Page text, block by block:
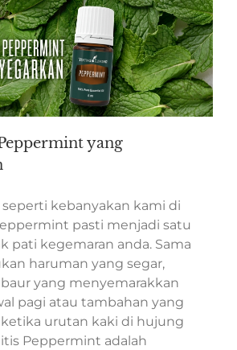
yang
seperti kebanyakan kami di
pasti menjadi satu
pati kegemaran anda. Sama
haruman yang segar,
yang menyemarakkan
pagi atau tambahan yang
urutan kaki di hujung
Peppermint adalah